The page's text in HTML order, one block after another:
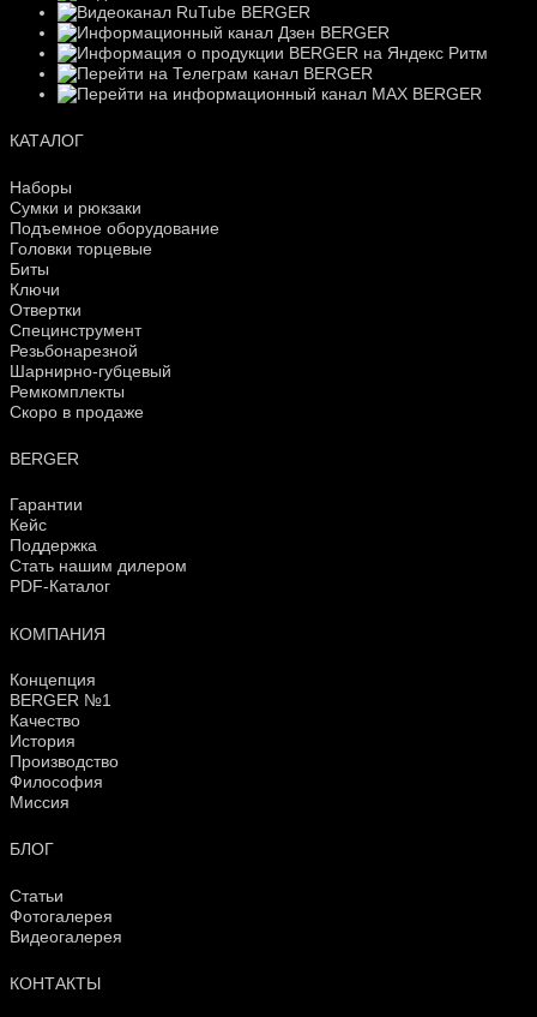
КАТАЛОГ
Наборы
Сумки и рюкзаки
Подъемное оборудование
Головки торцевые
Биты
Ключи
Отвертки
Специнструмент
Резьбонарезной
Шарнирно-губцевый
Ремкомплекты
Скоро в продаже
BERGER
Гарантии
Кейс
Поддержка
Стать нашим дилером
PDF-Каталог
КОМПАНИЯ
Концепция
BERGER №1
Качество
История
Производство
Философия
Миссия
БЛОГ
Статьи
Фотогалерея
Видеогалерея
КОНТАКТЫ